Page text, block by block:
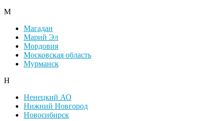
М
Магадан
Марий Эл
Мордовия
Московская область
Мурманск
Н
Ненецкий АО
Нижний Новгород
Новосибирск